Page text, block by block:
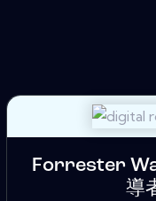
Forrester
導